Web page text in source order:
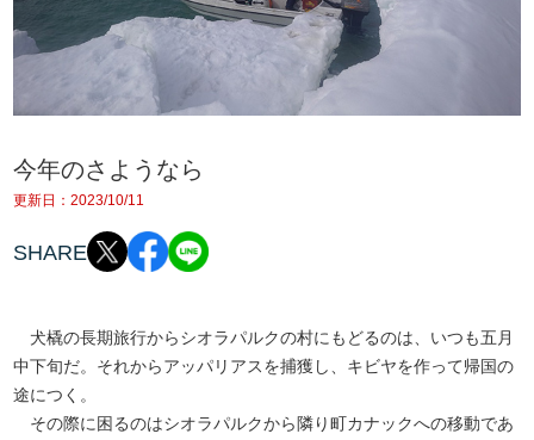
今年のさようなら
更新日：2023/10/11
SHARE
犬橇の長期旅行からシオラパルクの村にもどるのは、いつも五月
中下旬だ。それからアッパリアスを捕獲し、キビヤを作って帰国の
途につく。
その際に困るのはシオラパルクから隣り町カナックへの移動であ